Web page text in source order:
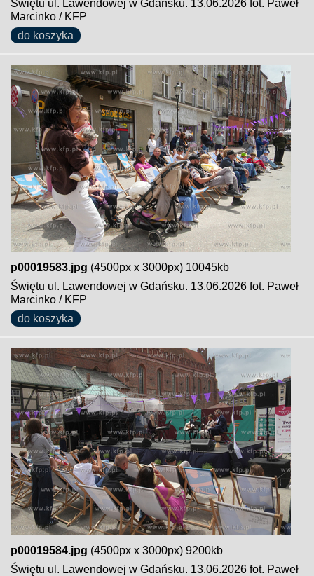
Świętu ul. Lawendowej w Gdańsku. 13.06.2026 fot. Paweł
Marcinko / KFP
do koszyka
p00019583.jpg (4500px x 3000px) 10045kb
Świętu ul. Lawendowej w Gdańsku. 13.06.2026 fot. Paweł
Marcinko / KFP
do koszyka
p00019584.jpg (4500px x 3000px) 9200kb
Świętu ul. Lawendowej w Gdańsku. 13.06.2026 fot. Paweł